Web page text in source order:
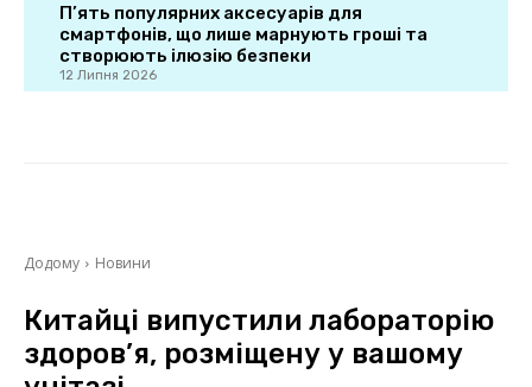
П’ять популярних аксесуарів для
смартфонів, що лише марнують гроші та
створюють ілюзію безпеки
12 Липня 2026